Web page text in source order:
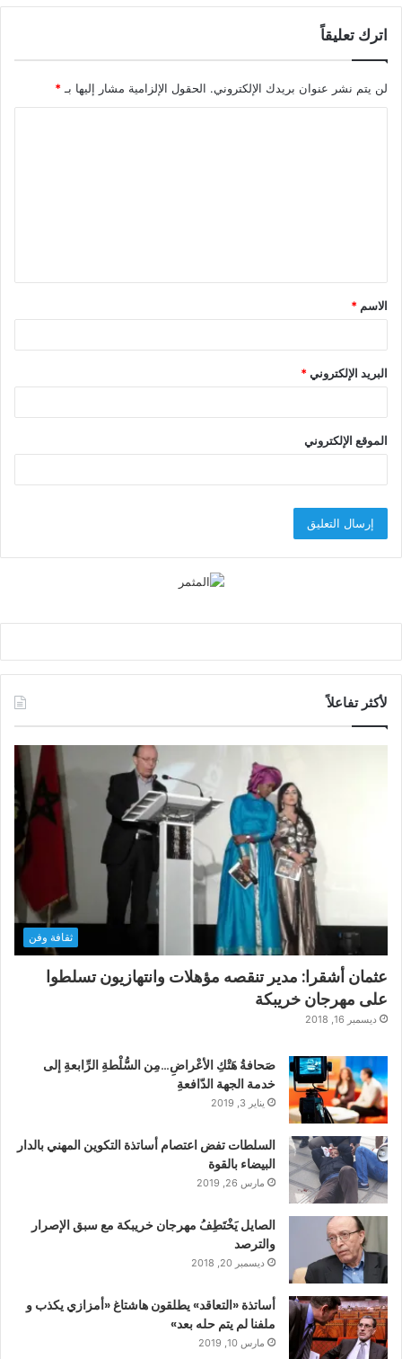
اترك تعليقاً
لن يتم نشر عنوان بريدك الإلكتروني. الحقول الإلزامية مشار إليها بـ *
ق
*
الاسم *
البريد الإلكتروني*
الموقع الإلكتروني
لأكثر تفاعلاً
ثقافة وفن
عثمان أشقرا: مدير تنقصه مؤهلات وانتهازيون تسلطوا
على مهرجان خريبكة
ديسمبر 16, 2018
صَحافةُ هَتْكِ الأعْراضِ…مِن السُّلْطةِ الرِّابعةِ إلى
خدمة الجهة الدّافعةِ
يناير 3, 2019
السلطات تفض اعتصام أساتذة التكوين المهني بالدار
البيضاء بالقوة
مارس 26, 2019
الصايل يَخْتَطِفُ مهرجان خريبكة مع سبق الإصرار
والترصد
ديسمبر 20, 2018
أساتذة «التعاقد» يطلقون هاشتاغ «أمزازي يكذب و
ملفنا لم يتم حله بعد»
مارس 10, 2019